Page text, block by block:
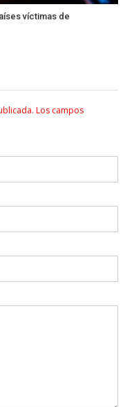
víctimas de
Los campos